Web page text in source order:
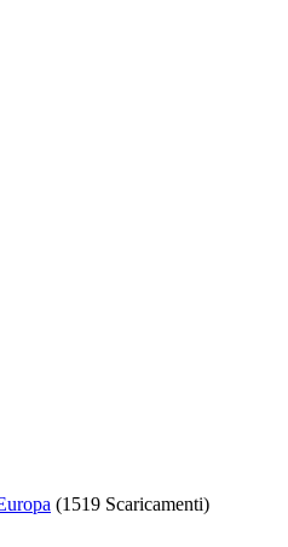
(1519 Scaricamenti)